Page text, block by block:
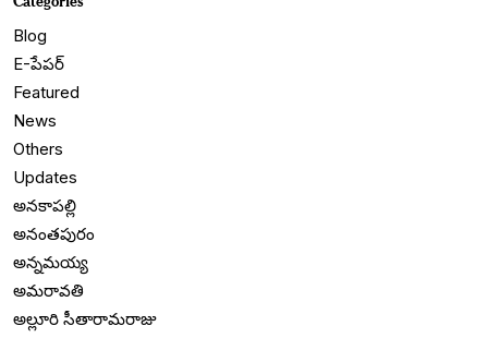
Blog
E-పేపర్
Featured
News
Others
Updates
అనకాపల్లి
అనంతపురం
అన్నమయ్య
అమరావతి
అల్లూరి సీతారామరాజు